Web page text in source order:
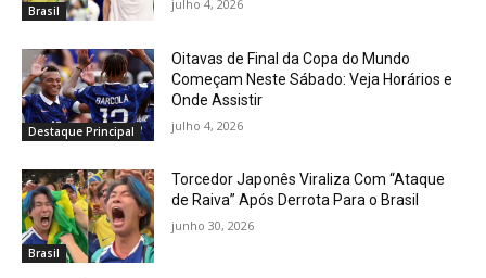
Brasil julho 4, 2026
Destaque Principal
Oitavas de Final da Copa do Mundo
Começam Neste Sábado: Veja Horários e
Onde Assistir
julho 4, 2026
Brasil
Torcedor Japonês Viraliza Com “Ataque
de Raiva” Após Derrota Para o Brasil
junho 30, 2026